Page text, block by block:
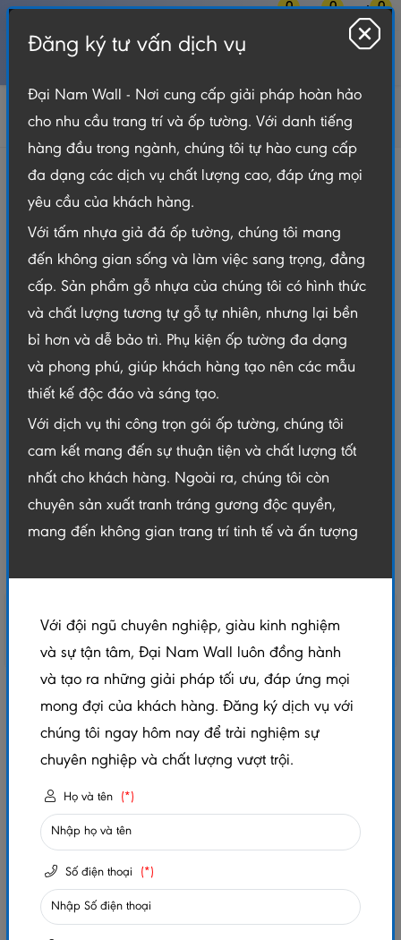
0 0 0
Tấm Ốp Than Tre
Tấm Ốp Than Tre – Gương Bạc
Tấm Ốp Than Tre – Gương Bạc
TẤM ỐP THAN TRE – GƯƠNG BẠC
5.0/5 (1 đánh giá) | 0 đã bán
Xem thêm thuộc tính sản phẩm
Trạng thái: Còn hàng
Số lần xem: 275
Đăng ký tư vấn dịch vụ
Đại Nam Wall - Nơi cung cấp giải pháp hoàn hảo
cho nhu cầu trang trí và ốp tường. Với danh tiếng
hàng đầu trong ngành, chúng tôi tự hào cung cấp
đa dạng các dịch vụ chất lượng cao, đáp ứng mọi
yêu cầu của khách hàng.
Với tấm nhựa giả đá ốp tường, chúng tôi mang
đến không gian sống và làm việc sang trọng, đẳng
cấp. Sản phẩm gỗ nhựa của chúng tôi có hình thức
và chất lượng tương tự gỗ tự nhiên, nhưng lại bền
bỉ hơn và dễ bảo trì. Phụ kiện ốp tường đa dạng
và phong phú, giúp khách hàng tạo nên các mẫu
thiết kế độc đáo và sáng tạo.
Với dịch vụ thi công trọn gói ốp tường, chúng tôi
cam kết mang đến sự thuận tiện và chất lượng tốt
nhất cho khách hàng. Ngoài ra, chúng tôi còn
chuyên sản xuất tranh tráng gương độc quyền,
mang đến không gian trang trí tinh tế và ấn tượng
Với đội ngũ chuyên nghiệp, giàu kinh nghiệm
và sự tận tâm, Đại Nam Wall luôn đồng hành
và tạo ra những giải pháp tối ưu, đáp ứng mọi
mong đợi của khách hàng. Đăng ký dịch vụ với
chúng tôi ngay hôm nay để trải nghiệm sự
chuyên nghiệp và chất lượng vượt trội.
Họ và tên (*)
Số điện thoại (*)